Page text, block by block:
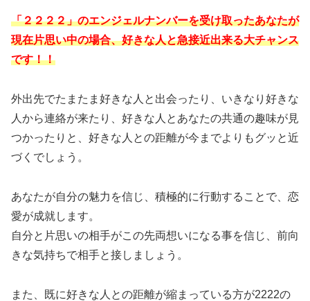
「２２２２」のエンジェルナンバーを受け取ったあなたが
現在片思い中の場合、好きな人と急接近出来る大チャンス
です！！
外出先でたまたま好きな人と出会ったり、いきなり好きな
人から連絡が来たり、好きな人とあなたの共通の趣味が見
つかったりと、好きな人との距離が今までよりもグッと近
づくでしょう。
あなたが自分の魅力を信じ、積極的に行動することで、恋
愛が成就します。
自分と片思いの相手がこの先両想いになる事を信じ、前向
きな気持ちで相手と接しましょう。
また、既に好きな人との距離が縮まっている方が2222の